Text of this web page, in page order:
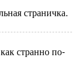
страничка.
странно по-